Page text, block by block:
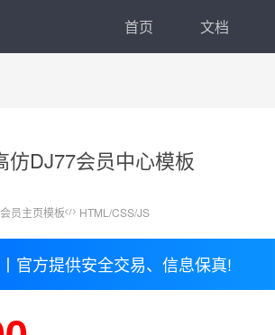
首页 文档
仿DJ77会员中心模板
会员主页模板 HTML/CSS/JS
官方提供安全交易、信息保真!